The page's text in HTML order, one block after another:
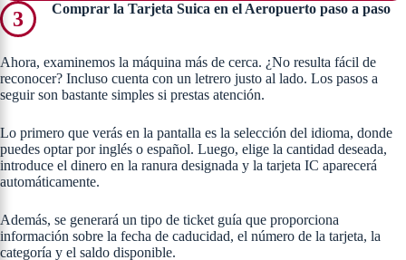
3 Comprar la Tarjeta Suica en el Aeropuerto paso a paso
Ahora, examinemos la máquina más de cerca. ¿No resulta fácil de
reconocer? Incluso cuenta con un letrero justo al lado. Los pasos a
seguir son bastante simples si prestas atención.
Lo primero que verás en la pantalla es la selección del idioma, donde
puedes optar por inglés o español. Luego, elige la cantidad deseada,
introduce el dinero en la ranura designada y la tarjeta IC aparecerá
automáticamente.
Además, se generará un tipo de ticket guía que proporciona
información sobre la fecha de caducidad, el número de la tarjeta, la
categoría y el saldo disponible.